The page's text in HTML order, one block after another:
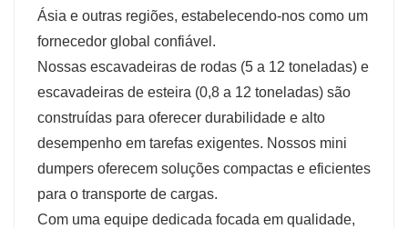
Ásia e outras regiões, estabelecendo-nos como um
fornecedor global confiável.
Nossas escavadeiras de rodas (5 a 12 toneladas) e
escavadeiras de esteira (0,8 a 12 toneladas) são
construídas para oferecer durabilidade e alto
desempenho em tarefas exigentes. Nossos mini
dumpers oferecem soluções compactas e eficientes
para o transporte de cargas.
Com uma equipe dedicada focada em qualidade,